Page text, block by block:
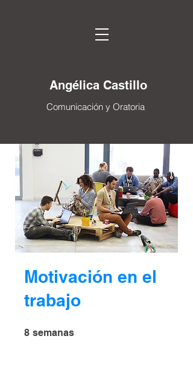
Angélica Castillo
Comunicación y Oratoria
Motivación en el
trabajo
8 semanas